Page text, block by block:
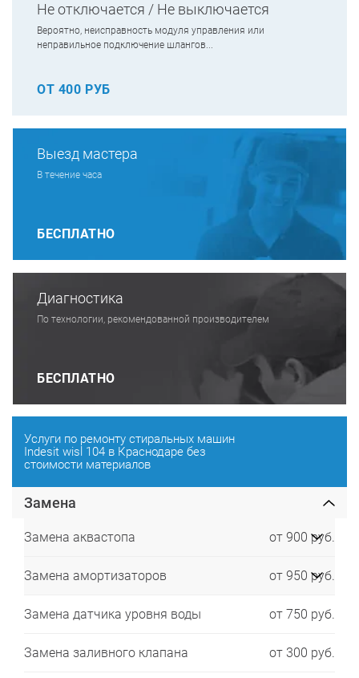
Не отключается / Не выключается
Вероятно, неисправность модуля управления или
неправильное подключение шлангов...
ОТ 400 РУБ
Выезд мастера
В течение часа
БЕСПЛАТНО
Диагностика
По технологии, рекомендованной производителем
БЕСПЛАТНО
Услуги по ремонту стиральных машин
Indesit wisl 104 в Краснодаре без
стоимости материалов
Замена
Замена аквастопа от 900 руб.
Замена амортизаторов от 950 руб.
Замена датчика уровня воды от 750 руб.
Замена заливного клапана от 300 руб.